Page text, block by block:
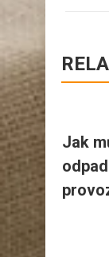
Jak